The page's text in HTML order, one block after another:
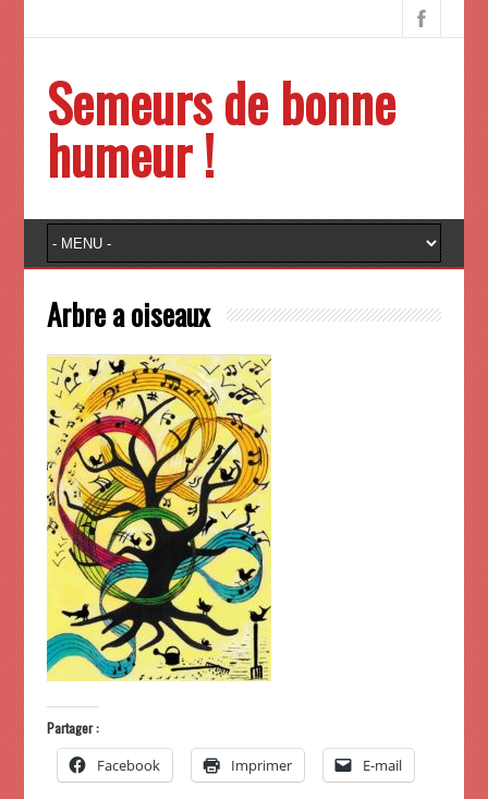
Semeurs de bonne
humeur !
Arbre a oiseaux
Partager :
Facebook Imprimer E-mail